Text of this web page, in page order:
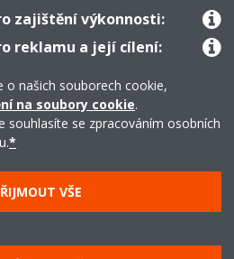
© Daikin
Oznámení o používání souborů cookie
údajů
podmínky
Data Act
zajištění výkonnosti:
reklamu a její cílení:
o našich souborech cookie,
na soubory cookie.
se zpracováním osobních
*
VŠE